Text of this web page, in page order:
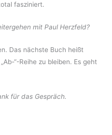
fasziniert.
mit Paul Herzfeld?
Das nächste Buch heißt
“-Reihe zu bleiben. Es geht
für das Gespräch.